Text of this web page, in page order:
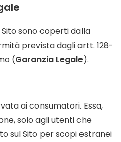
sono coperti dalla
prevista dagli artt. 128-
(Garanzia Legale).
ai consumatori. Essa,
solo agli utenti che
sul Sito per scopi estranei